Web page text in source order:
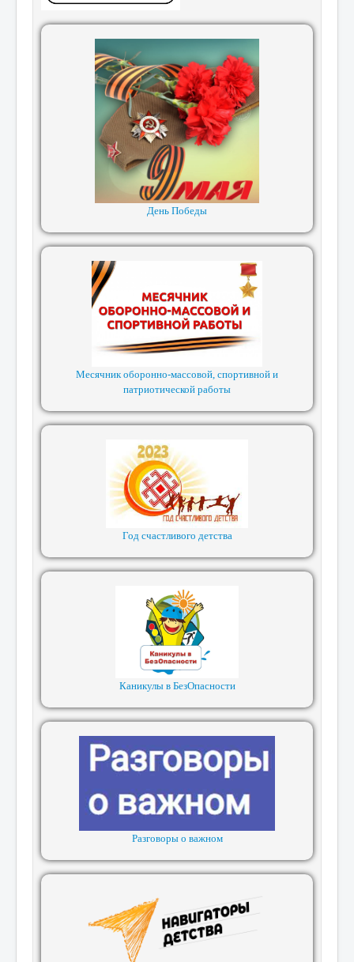
День Победы
Месячник оборонно-массовой, спортивной и
патриотической работы
Год счастливого детства
Каникулы в БезОпасности
Разговоры о важном